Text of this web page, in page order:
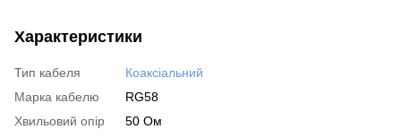
Характеристики
Тип кабеля
Коаксіальний
Марка кабелю
RG58
Хвильовий опір
50 Ом